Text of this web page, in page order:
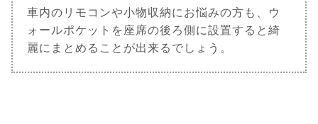
車内のリモコンや小物収納にお悩みの方も、ウ
ォールポケットを座席の後ろ側に設置すると綺
麗にまとめることが出来るでしょう。